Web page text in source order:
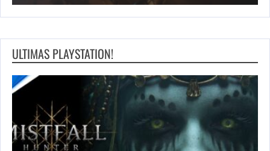
ULTIMAS PLAYSTATION!